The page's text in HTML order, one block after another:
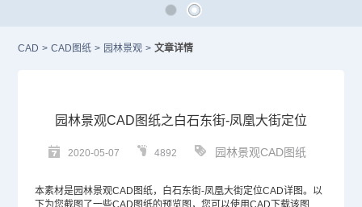
CAD > CAD图纸 > 园林景观 > 文章详情
园林景观CAD图纸之白石东街-凤凰大街定位
2020-05-07 4892 园林景观CAD图纸
本素材是园林景观CAD图纸，白石东街-凤凰大街定位CAD详图。以